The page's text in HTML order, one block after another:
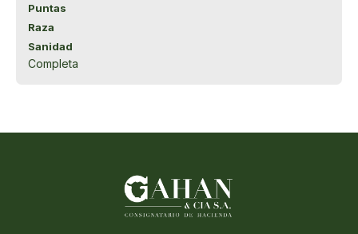
Puntas
Raza
Sanidad
Completa